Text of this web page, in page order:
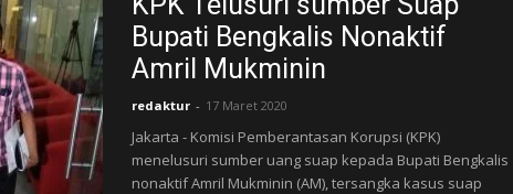
Bupati Bengkalis Nonaktif
Amril Mukminin
redaktur - 17 Maret 2020
Jakarta - Komisi Pemberantasan Korupsi (KPK)
menelusuri sumber uang suap kepada Bupati Bengkalis
nonaktif Amril Mukminin (AM), tersangka kasus suap